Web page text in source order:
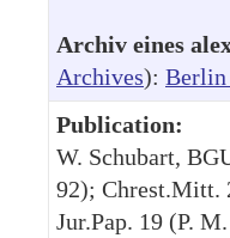
Archiv eines
Archives): Berlin
Publication:
W. Schubart,
92); Chrest.Mitt.
Jur.Pap. 19 (P.